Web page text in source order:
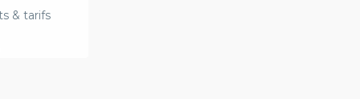
& tarifs